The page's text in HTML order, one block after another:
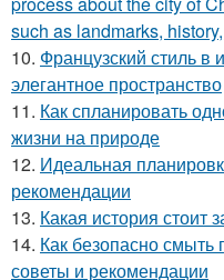
such as landmarks,
10. Французский стиль в
элегантное пространство
11. Как спланировать
жизни на природе
12. Идеальная
рекомендации
13. Какая история стоит
14. Как безопасно смыть
советы и рекомендации